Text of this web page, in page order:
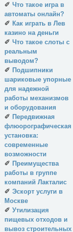
✐ Что такое игра в
автоматы онлайн?
✐ Как играть в Лев
казино на деньги
✐ Что такое слоты с
реальным
выводом?
✐ Подшипники
шариковые упорные
для надежной
работы механизмов
и оборудования
✐ Передвижная
флюорографическая
установка:
современные
возможности
✐ Преимущества
работы в группе
компаний Лакталис
✐ Эскорт услуги в
Москве
✐ Утилизация
пищевых отходов и
вывоз строительных